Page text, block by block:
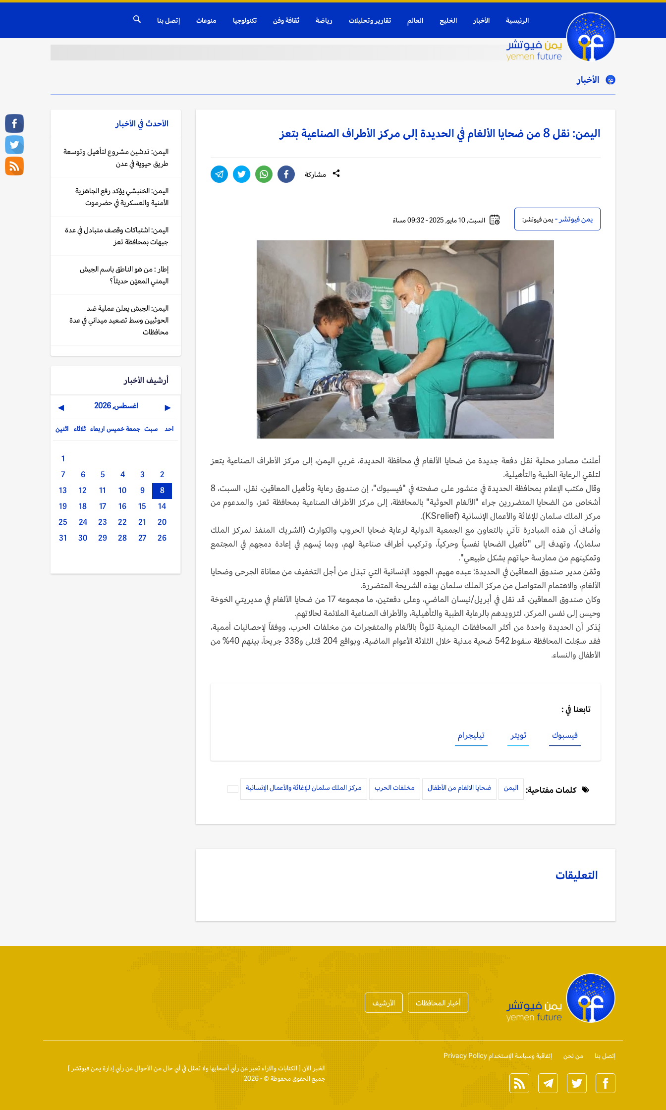
الرئيسية الأخبار الخليج العالم تقارير وتحليلات رياضة ثقافة وفن تكنولوجيا منوعات إتصل بنا
الأخبار
اليمن: نقل 8 من ضحايا الألغام في الحديدة إلى مركز الأطراف الصناعية بتعز
مشاركة
يمن فيوتشر -يمن فيوتشر: السبت, 10 مايو, 2025 - 09:32 مساءً
أعلنت مصادر محلية نقل دفعة جديدة من ضحايا الألغام في محافظة الحديدة، غربي اليمن، إلى مركز الأطراف الصناعية بتعز
لتلقي الرعاية الطبية والتأهيلية.
وقال مكتب الإعلام بمحافظة الحديدة في منشور على صفحته في "فيسبوك"، إن صندوق رعاية وتأهيل المعاقين، نقل، السبت، 8
أشخاص من الضحايا المتضررين جراء "الألغام الحوثية" بالمحافظة، إلى مركز الأطراف الصناعية بمحافظة تعز، والمدعوم من
مركز الملك سلمان للإغاثة والأعمال الإنسانية (KSrelief).
وأضاف أن هذه المبادرة تأتي بالتعاون مع الجمعية الدولية لرعاية ضحايا الحروب والكوارث (الشريك المنفذ لمركز الملك
سلمان)، وتهدف إلى "تأهيل الضحايا نفسياً وحركياً، وتركيب أطراف صناعية لهم، وبما يُسهم في إعادة دمجهم في المجتمع
وتمكينهم من ممارسة حياتهم بشكل طبيعي".
وثمّن مدير صندوق المعاقين في الحديدة؛ عبده مهيم، الجهود الإنسانية التي تبذل من أجل التخفيف من معاناة الجرحى وضحايا
الألغام، والاهتمام المتواصل من مركز الملك سلمان بهذه الشريحة المتضررة.
وكان صندوق المعاقين، قد نقل في أبريل/نيسان الماضي، وعلى دفعتين، ما مجموعه 17 من ضحايا الألغام في مديريتي الخوخة
وحيس إلى نفس المركز، لتزويدهم بالرعاية الطبية والتأهيلية، والأطراف الصناعية الملائمة لحالاتهم.
يُذكر أن الحديدة واحدة من أكثر المحافظات اليمنية تلوثاً بالألغام والمتفجرات من مخلفات الحرب، ووفقاً لإحصائيات أممية،
فقد سجّلت المحافظة سقوط 542 ضحية مدنية خلال الثلاثة الأعوام الماضية، وبواقع 204 قتلى و338 جريحاً، بينهم 40% من
الأطفال والنساء.
تابعنا في :
فيسبوك تويتر تيليجرام
كلمات مفتاحية: اليمن ضحايا الالغام من الأطفال مخلفات الحرب مركز الملك سلمان للإغاثة والأعمال الإنسانية
التعليقات
الأحدث في الأخبار
اليمن: تدشين مشروع لتأهيل وتوسعة
طريق حيوية في عدن
اليمن: الخنبشي يؤكد رفع الجاهزية
الأمنية والعسكرية في حضرموت
اليمن: اشتباكات وقصف متبادل في عدة
جبهات بمحافظة تعز
إطار : من هو الناطق باسم الجيش
اليمني المعيّن حديثاً؟
اليمن: الجيش يعلن عملية ضد
الحوثيين وسط تصعيد ميداني في عدة
محافظات
أرشيف الأخبار
◀ اغسطس, 2026 ▶
اثنين ثلاثاء اربعاء خميس جمعة سبت احد
1
2
3
4
5
6
7
8
9
10
11
12
13
14
15
16
17
18
19
20
21
22
23
24
25
26
27
28
29
30
31
أخبار المحافظات الأرشيف
إتصل بنا من نحن
إتفاقية وسياسة الإستخدام Privacy Policy
الخبر الآن [ الكتابات والآراء تعبر عن رأي أصحابها ولا تمثل في أي حال من الأحوال عن رأي إدارة يمن فيوتشر ]
جميع الحقوق محفوظة © - 2026